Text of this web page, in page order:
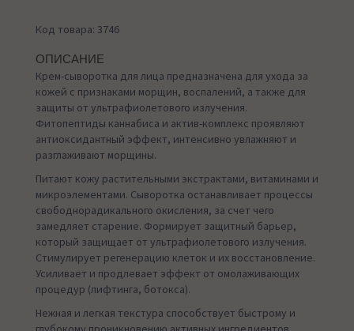
Код товара: 3746
ОПИСАНИЕ
Крем-сыворотка для лица предназначена для ухода за
кожей с признаками морщин, воспалений, а также для
защиты от ультрафиолетового излучения.
Фитопептиды каннабиса и актив-комплекс проявляют
антиоксидантный эффект, интенсивно увлажняют и
разглаживают морщины.
Питают кожу растительными экстрактами, витаминами и
микроэлементами. Сыворотка останавливает процессы
свободнорадикального окисления, за счет чего
замедляет старение. Формирует защитный барьер,
который защищает от ультрафиолетового излучения.
Стимулирует регенерацию клеток и их восстановление.
Усиливает и продлевает эффект от омолаживающих
процедур (лифтинга, ботокса).
Нежная и легкая текстура способствует быстрому и